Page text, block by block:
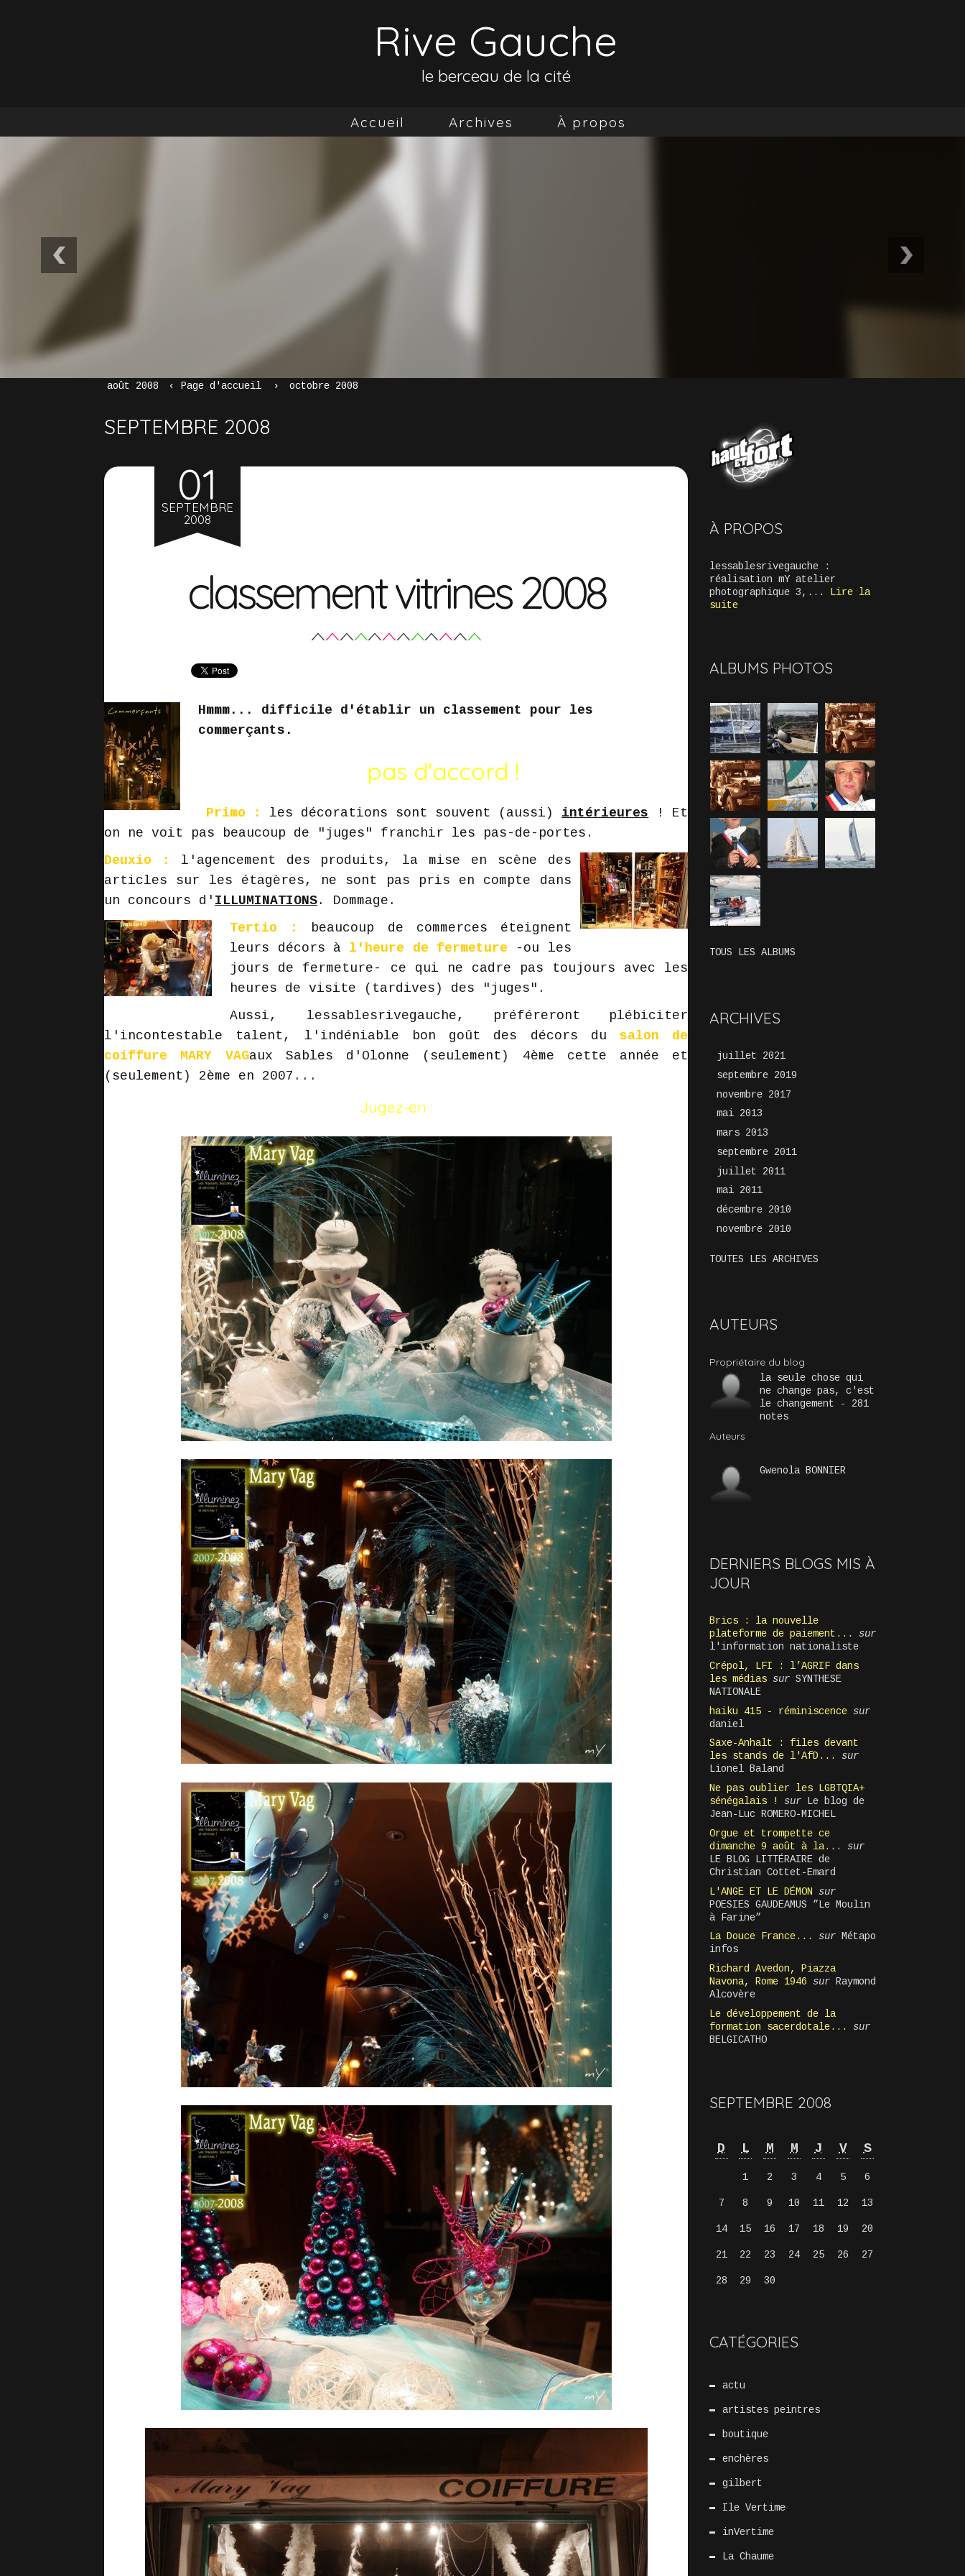
Rive Gauche
le berceau de la cité
Accueil Archives À propos
août 2008 Page d'accueil octobre 2008
SEPTEMBRE 2008
01
SEPTEMBRE
2008
classement vitrines 2008
Hmmm... difficile d'établir un classement pour les
commerçants.
pas d'accord !
Primo : les décorations sont souvent (aussi) intérieures ! Et
on ne voit pas beaucoup de "juges" franchir les pas-de-portes.
Deuxio :
l'agencement des produits, la mise en scène des
articles sur les étagères, ne sont pas pris en compte dans
un concours d' ILLUMINATIONS . Dommage.
Tertio :
beaucoup de commerces éteignent
leurs décors à l'heure de fermeture -ou les
jours de fermeture- ce qui ne cadre pas toujours avec les
heures de visite (tardives) des "juges".
Aussi, lessablesrivegauche, préféreront plébiciter
l'incontestable talent, l'indéniable bon goût des décors dusalon de
coiffure MARY VAGaux Sables d'Olonne (seulement) 4ème cette année et
(seulement) 2ème en 2007...
Jugez-en :
À PROPOS
lessablesrivegauche :
réalisation mY atelier
photographique 3,...
Lire la
suite
ALBUMS PHOTOS
TOUS LES ALBUMS
ARCHIVES
juillet 2021
septembre 2019
novembre 2017
mai 2013
mars 2013
septembre 2011
juillet 2011
mai 2011
décembre 2010
novembre 2010
TOUTES LES ARCHIVES
AUTEURS
Propriétaire du blog
la seule chose qui
ne change pas, c'est
le changement - 281
notes
Auteurs
Gwenola BONNIER
DERNIERS BLOGS MIS À
JOUR
Brics : la nouvelle
plateforme de paiement...
sur
l'information nationaliste
Crépol, LFI : l’AGRIF dans
les médias sur SYNTHESE
NATIONALE
haiku 415 - réminiscence sur
daniel
Saxe-Anhalt : files devant
les stands de l'AfD...
sur
Lionel Baland
Ne pas oublier les LGBTQIA+
sénégalais !
sur
Le blog de
Jean-Luc ROMERO-MICHEL
Orgue et trompette ce
dimanche 9 août à la...
sur
LE BLOG LITTÉRAIRE de
Christian Cottet-Emard
L'ANGE ET LE DÉMON
sur
POESIES GAUDEAMUS ”Le Moulin
à Farine”
La Douce France...
sur Métapo
infos
Richard Avedon, Piazza
Navona, Rome 1946 sur
Raymond
Alcovère
Le développement de la
formation sacerdotale...
sur
BELGICATHO
SEPTEMBRE 2008
D L M M J V S
1 2 3 4 5 6
7 8 9 10 11 12 13
14 15 16 17 18 19 20
21 22 23 24 25 26 27
28 29 30
CATÉGORIES
actu
artistes peintres
boutique
enchères
gilbert
Ile Vertime
inVertime
La Chaume